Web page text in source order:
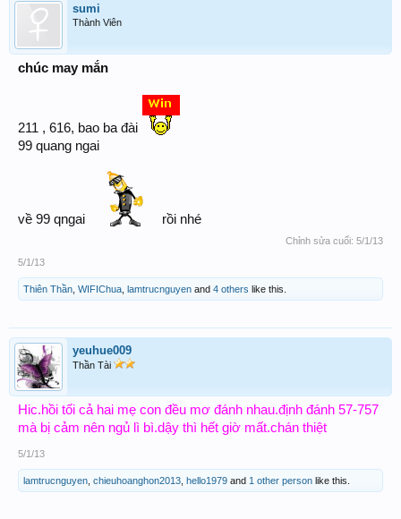
sumi
Thành Viên
chúc may mắn
211 , 616, bao ba đài
99 quang ngai
về 99 qngai rồi nhé
Chỉnh sửa cuối: 5/1/13
5/1/13
Thiên Thần WIFIChua lamtrucnguyen and 4 others like this.
yeuhue009
Thần Tài
Hic.hồi tối cả hai mẹ con đều mơ đánh nhau.định đánh 57-757
mà bị cảm nên ngủ lì bì.dậy thì hết giờ mất.chán thiệt
5/1/13
lamtrucnguyen chieuhoanghon2013 hello1979 and 1 other person like this.